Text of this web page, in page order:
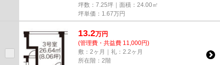
坪数：7.25坪｜面積：24.00㎡
坪単価： 1.67万円
13.2万円
(管理費・共益費 11,000円)
敷：2ヶ月｜礼：2.2ヶ月
所在階：2階